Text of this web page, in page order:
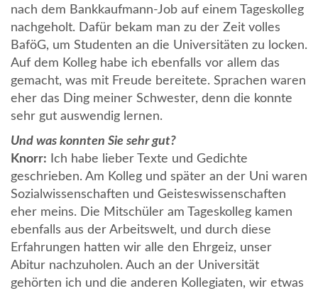
nach dem Bankkaufmann-Job auf einem Tageskolleg
nachgeholt. Dafür bekam man zu der Zeit volles
BaföG, um Studenten an die Universitäten zu locken.
Auf dem Kolleg habe ich ebenfalls vor allem das
gemacht, was mit Freude bereitete. Sprachen waren
eher das Ding meiner Schwester, denn die konnte
sehr gut auswendig lernen.
Und was konnten Sie sehr gut?
Knorr: Ich habe lieber Texte und Gedichte
geschrieben. Am Kolleg und später an der Uni waren
Sozialwissenschaften und Geisteswissenschaften
eher meins. Die Mitschüler am Tageskolleg kamen
ebenfalls aus der Arbeitswelt, und durch diese
Erfahrungen hatten wir alle den Ehrgeiz, unser
Abitur nachzuholen. Auch an der Universität
gehörten ich und die anderen Kollegiaten, wir etwas